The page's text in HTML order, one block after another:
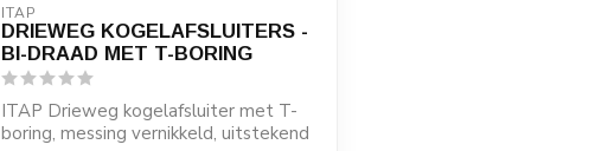
ITAP
DRIEWEG KOGELAFSLUITERS -
BI-DRAAD MET T-BORING
ITAP Drieweg kogelafsluiter met T-
boring, messing vernikkeld, uitstekend